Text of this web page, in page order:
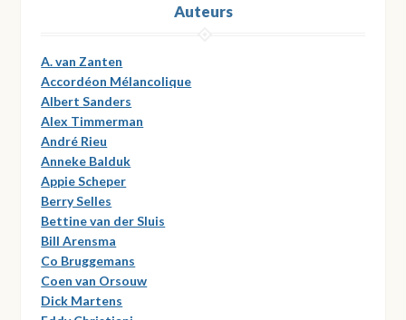
Auteurs
A. van Zanten
Accordéon Mélancolique
Albert Sanders
Alex Timmerman
André Rieu
Anneke Balduk
Appie Scheper
Berry Selles
Bettine van der Sluis
Bill Arensma
Co Bruggemans
Coen van Orsouw
Dick Martens